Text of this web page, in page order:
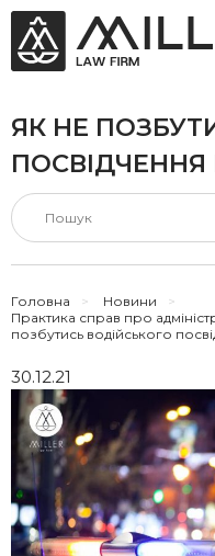
ЯК НЕ
ПОСВІДЧЕННЯ
Головна > Новини
>
Практика справ про
позбутись водійського
30.12.21